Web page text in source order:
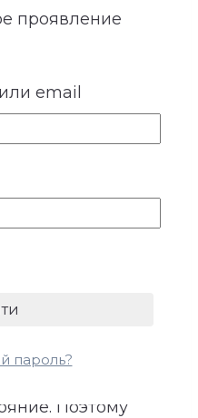
проявление
а о реакциях и
сомнениях,
заранее
как
Поэтому
email
пароль?